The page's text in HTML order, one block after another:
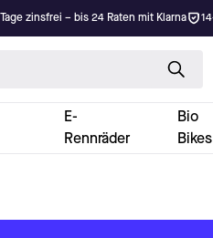
zinsfrei – bis 24 Raten mit Klarna
E-
Rennräder
Bio
Bikes